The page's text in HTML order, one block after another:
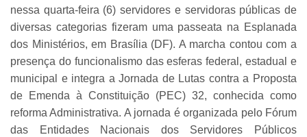
nessa quarta-feira (6) servidores e servidoras públicas de
diversas categorias fizeram uma passeata na Esplanada
dos Ministérios, em Brasília (DF). A marcha contou com a
presença do funcionalismo das esferas federal, estadual e
municipal e integra a Jornada de Lutas contra a Proposta
de Emenda à Constituição (PEC) 32, conhecida como
reforma Administrativa. A jornada é organizada pelo Fórum
das Entidades Nacionais dos Servidores Públicos